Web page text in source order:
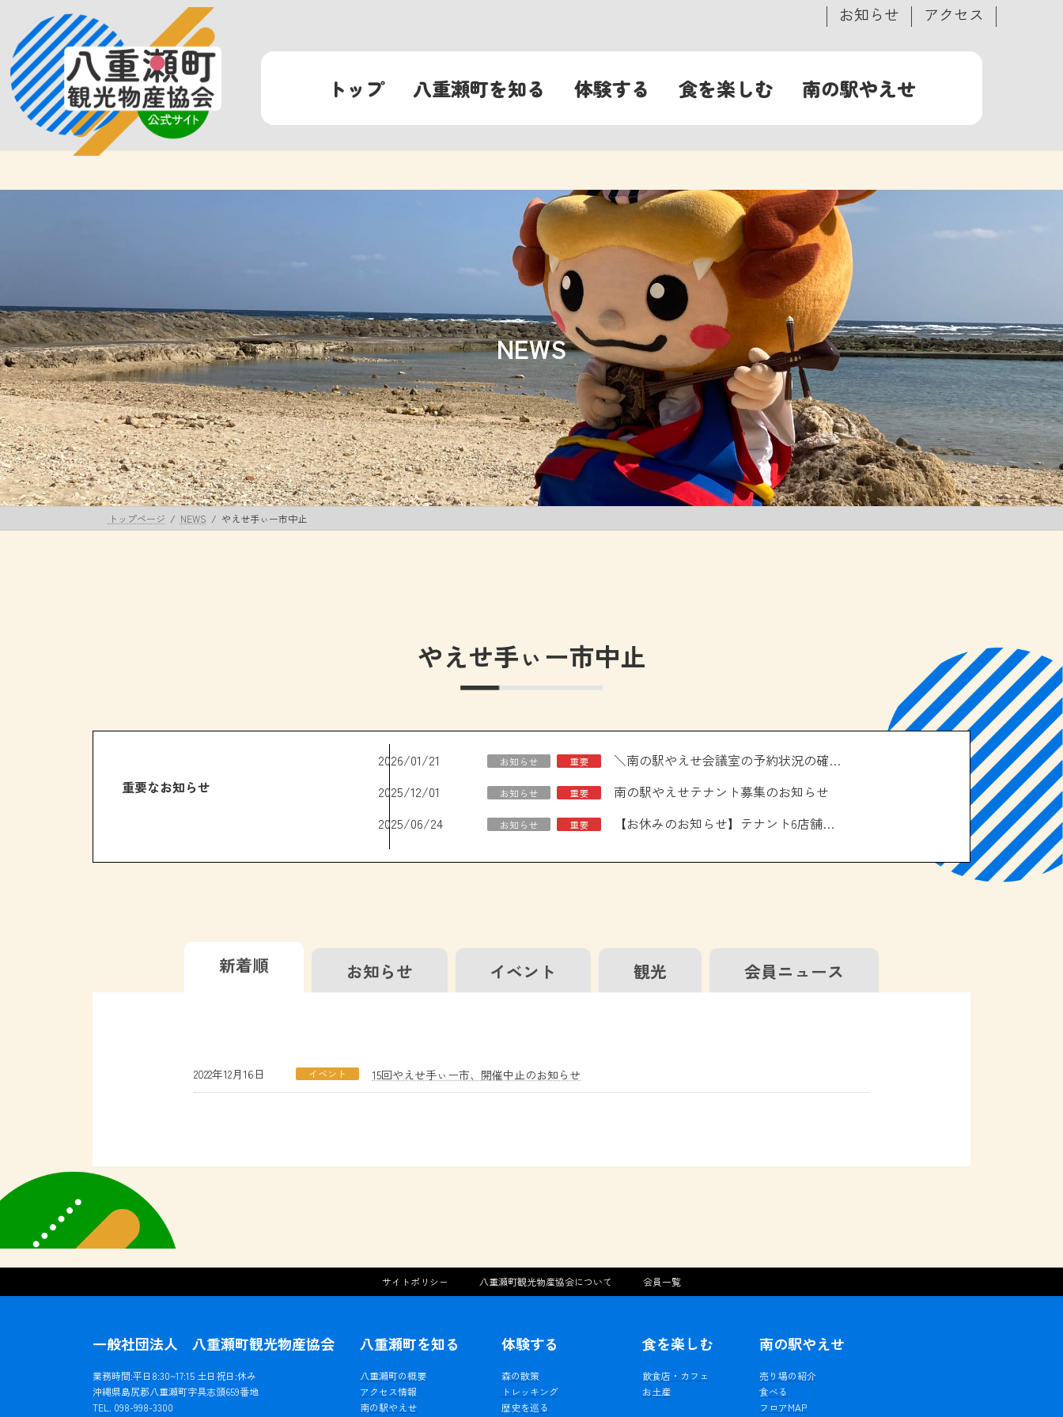
ン
ツ
ー
シ
お知らせ アクセス
トップ 八重瀬町を知る 体験する 食を楽しむ 南の駅やえせ
NEWS
トップページ NEWS やえせ手ぃー市中止
やえせ手ぃー市中止
重要なお知らせ
2026/01/21 お知らせ 重要
＼南の駅やえせ会議室の予約状況の確認はこちら！／
2025/12/01
お知らせ 重要
南の駅やえせテナント募集のお知らせ
2025/06/24
お知らせ 重要 【お休みのお知らせ】テナント6店舗、エアコン取り換え工事について
新着順 お知らせ イベント 観光 会員ニュース
2022年12月16日 イベント 15回やえせ手ぃー市、開催中止のお知らせ
サイトポリシー 八重瀬町観光物産協会について 会員一覧
一般社団法人 八重瀬町観光物産協会
業務時間:平日8:30~17:15 土日祝日:休み
沖縄県島尻郡八重瀬町字具志頭659番地
TEL. 098-998-3300
八重瀬町を知る
八重瀬町の概要
アクセス情報
南の駅やえせ
体験する
森の散策
トレッキング
歴史を巡る
食を楽しむ
飲食店・カフェ
お土産
南の駅やえせ
売り場の紹介
食べる
フロアMAP